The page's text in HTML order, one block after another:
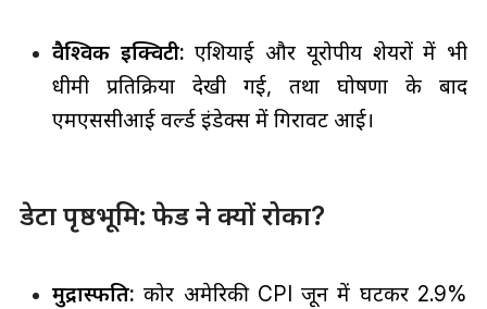
वैश्विक इक्विटी: एशियाई और यूरोपीय शेयरों में भी
धीमी प्रतिक्रिया देखी गई, तथा घोषणा के बाद
एमएससीआई वर्ल्ड इंडेक्स में गिरावट आई।
डेटा पृष्ठभूमि: फेड ने क्यों रोका?
मुद्रास्फीति: कोर अमेरिकी CPI जून में घटकर 2.9%